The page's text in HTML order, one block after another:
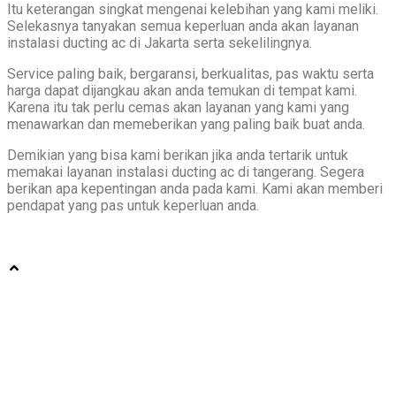
Itu keterangan singkat mengenai kelebihan yang kami meliki.
Selekasnya tanyakan semua keperluan anda akan layanan
instalasi ducting ac di Jakarta serta sekelilingnya.
Service paling baik, bergaransi, berkualitas, pas waktu serta
harga dapat dijangkau akan anda temukan di tempat kami.
Karena itu tak perlu cemas akan layanan yang kami yang
menawarkan dan memeberikan yang paling baik buat anda.
Demikian yang bisa kami berikan jika anda tertarik untuk
memakai layanan instalasi ducting ac di tangerang. Segera
berikan apa kepentingan anda pada kami. Kami akan memberi
pendapat yang pas untuk keperluan anda.